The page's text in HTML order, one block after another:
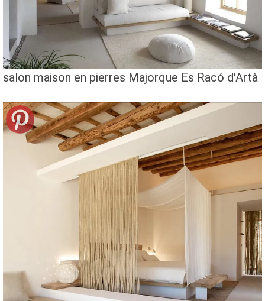
salon maison en pierres Majorque Es Racó d'Artà